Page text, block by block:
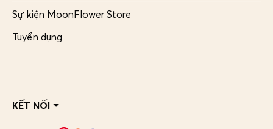
Sự kiện MoonFlower Store
Tuyển dụng
KẾT NỐI